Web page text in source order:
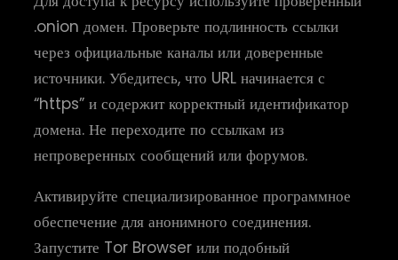
.onion домен. Проверьте подлинность ссылки
через официальные каналы или доверенные
источники. Убедитесь, что URL начинается с
“https” и содержит корректный идентификатор
домена. Не переходите по ссылкам из
непроверенных сообщений или форумов.
Активируйте специализированное программное
обеспечение для анонимного соединения.
Запустите Tor Browser или подобный